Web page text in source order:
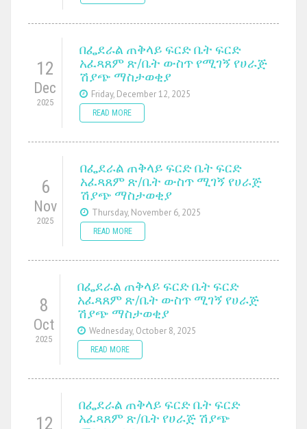
12
Dec
2025
በፌደራል ጠቅላይ ፍርድ ቤት ፍርድ
አፈጻጸም ጽ/ቤት ውስጥ የሚገኝ የሀራጅ
ሽያጭ ማስታወቂያ
Friday, December 12, 2025
READ MORE
6
Nov
2025
በፌደራል ጠቅላይ ፍርድ ቤት ፍርድ
አፈጻጸም ጽ/ቤት ውስጥ ሚገኝ የሀራጅ
ሽያጭ ማስታወቂያ
Thursday, November 6, 2025
READ MORE
8
Oct
2025
በፌደራል ጠቅላይ ፍርድ ቤት ፍርድ
አፈጻጸም ጽ/ቤት ውስጥ ሚገኝ የሀራጅ
ሽያጭ ማስታወቂያ
Wednesday, October 8, 2025
READ MORE
12
በፌደራል ጠቅላይ ፍርድ ቤት ፍርድ
አፈጻጸም ጽ/ቤት የሀራጅ ሽያጭ